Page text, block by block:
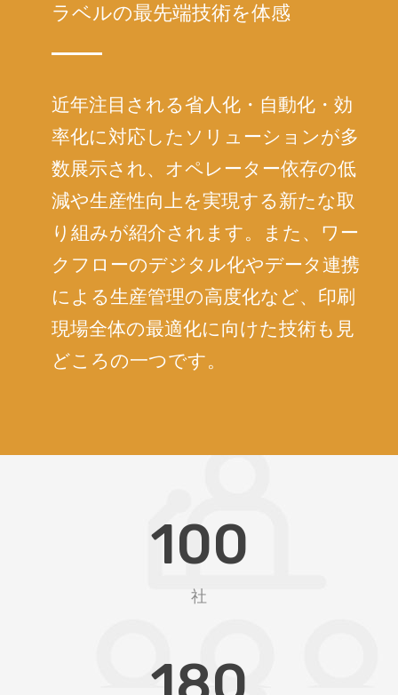
ラベルの最先端技術を体感
近年注目される省人化・自動化・効
率化に対応したソリューションが多
数展示され、オペレーター依存の低
減や生産性向上を実現する新たな取
り組みが紹介されます。また、ワー
クフローのデジタル化やデータ連携
による生産管理の高度化など、印刷
現場全体の最適化に向けた技術も見
どころの一つです。
100
社